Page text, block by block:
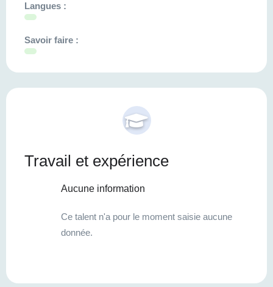
Langues :
Savoir faire :
Travail et expérience
Aucune information
Ce talent n'a pour le moment saisie aucune
donnée.